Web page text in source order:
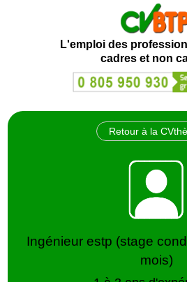
L'emploi des
cadres et non
Retour à la
Ingénieur estp (stage
mois)